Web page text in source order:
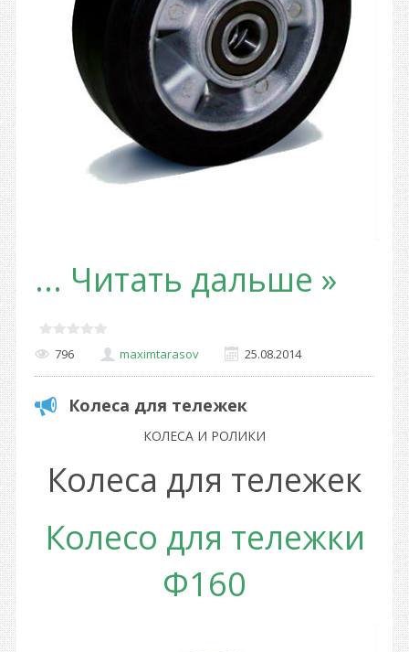
... Читать дальше »
796 maximtarasov 25.08.2014
Колеса для тележек
КОЛЕСА И РОЛИКИ
Колеса для тележек
Колесо для тележки
Ф160